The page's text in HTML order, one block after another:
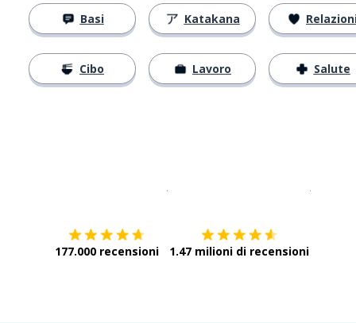
Basi
Cibo
Katakana
Lavoro Salute
177.000 recensioni 1.47 milioni di recensioni